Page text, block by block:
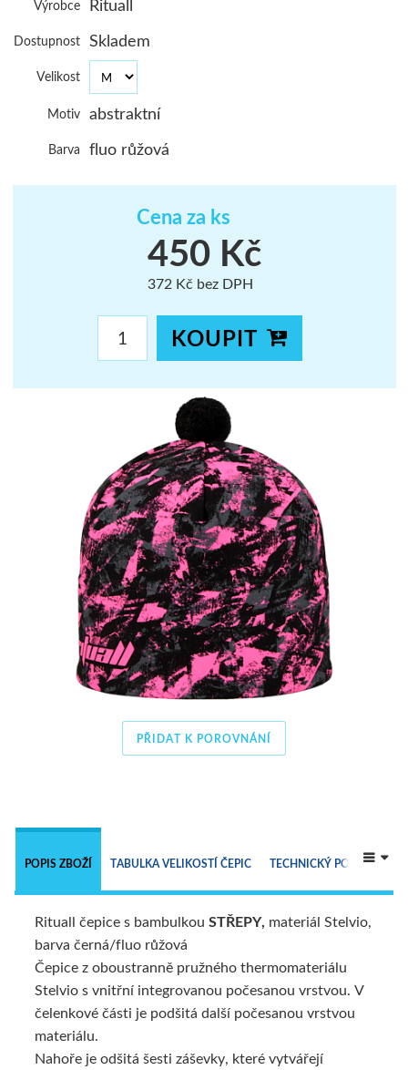
Výrobce Rituall
Dostupnost Skladem
Velikost
Motiv abstraktní
Barva fluo růžová
Cena za ks
450 Kč
372 Kč bez DPH
KOUPIT
PŘIDAT K POROVNÁNÍ
 
POPIS ZBOŽÍ TABULKA VELIKOSTÍ ČEPIC TECHNICKÝ POPIS
ALTERNATIVNÍ ZBOŽÍ
Rituall čepice s bambulkou STŘEPY, materiál Stelvio,
barva černá/fluo růžová
Čepice z oboustranně pružného thermomateriálu
Stelvio s vnitřní integrovanou počesanou vrstvou. V
čelenkové části je podšitá další počesanou vrstvou
materiálu.
Nahoře je odšitá šesti záševky, které vytvářejí